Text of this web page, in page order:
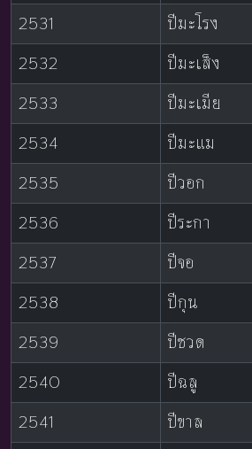
2531
ปีมะโรง
2532
ปีมะเส็ง
2533
ปีมะเมีย
2534
ปีมะแม
2535
ปีวอก
2536
ปีระกา
2537
ปีจอ
2538
ปีกุน
2539
ปีชวด
2540
ปีฉลู
2541
ปีขาล